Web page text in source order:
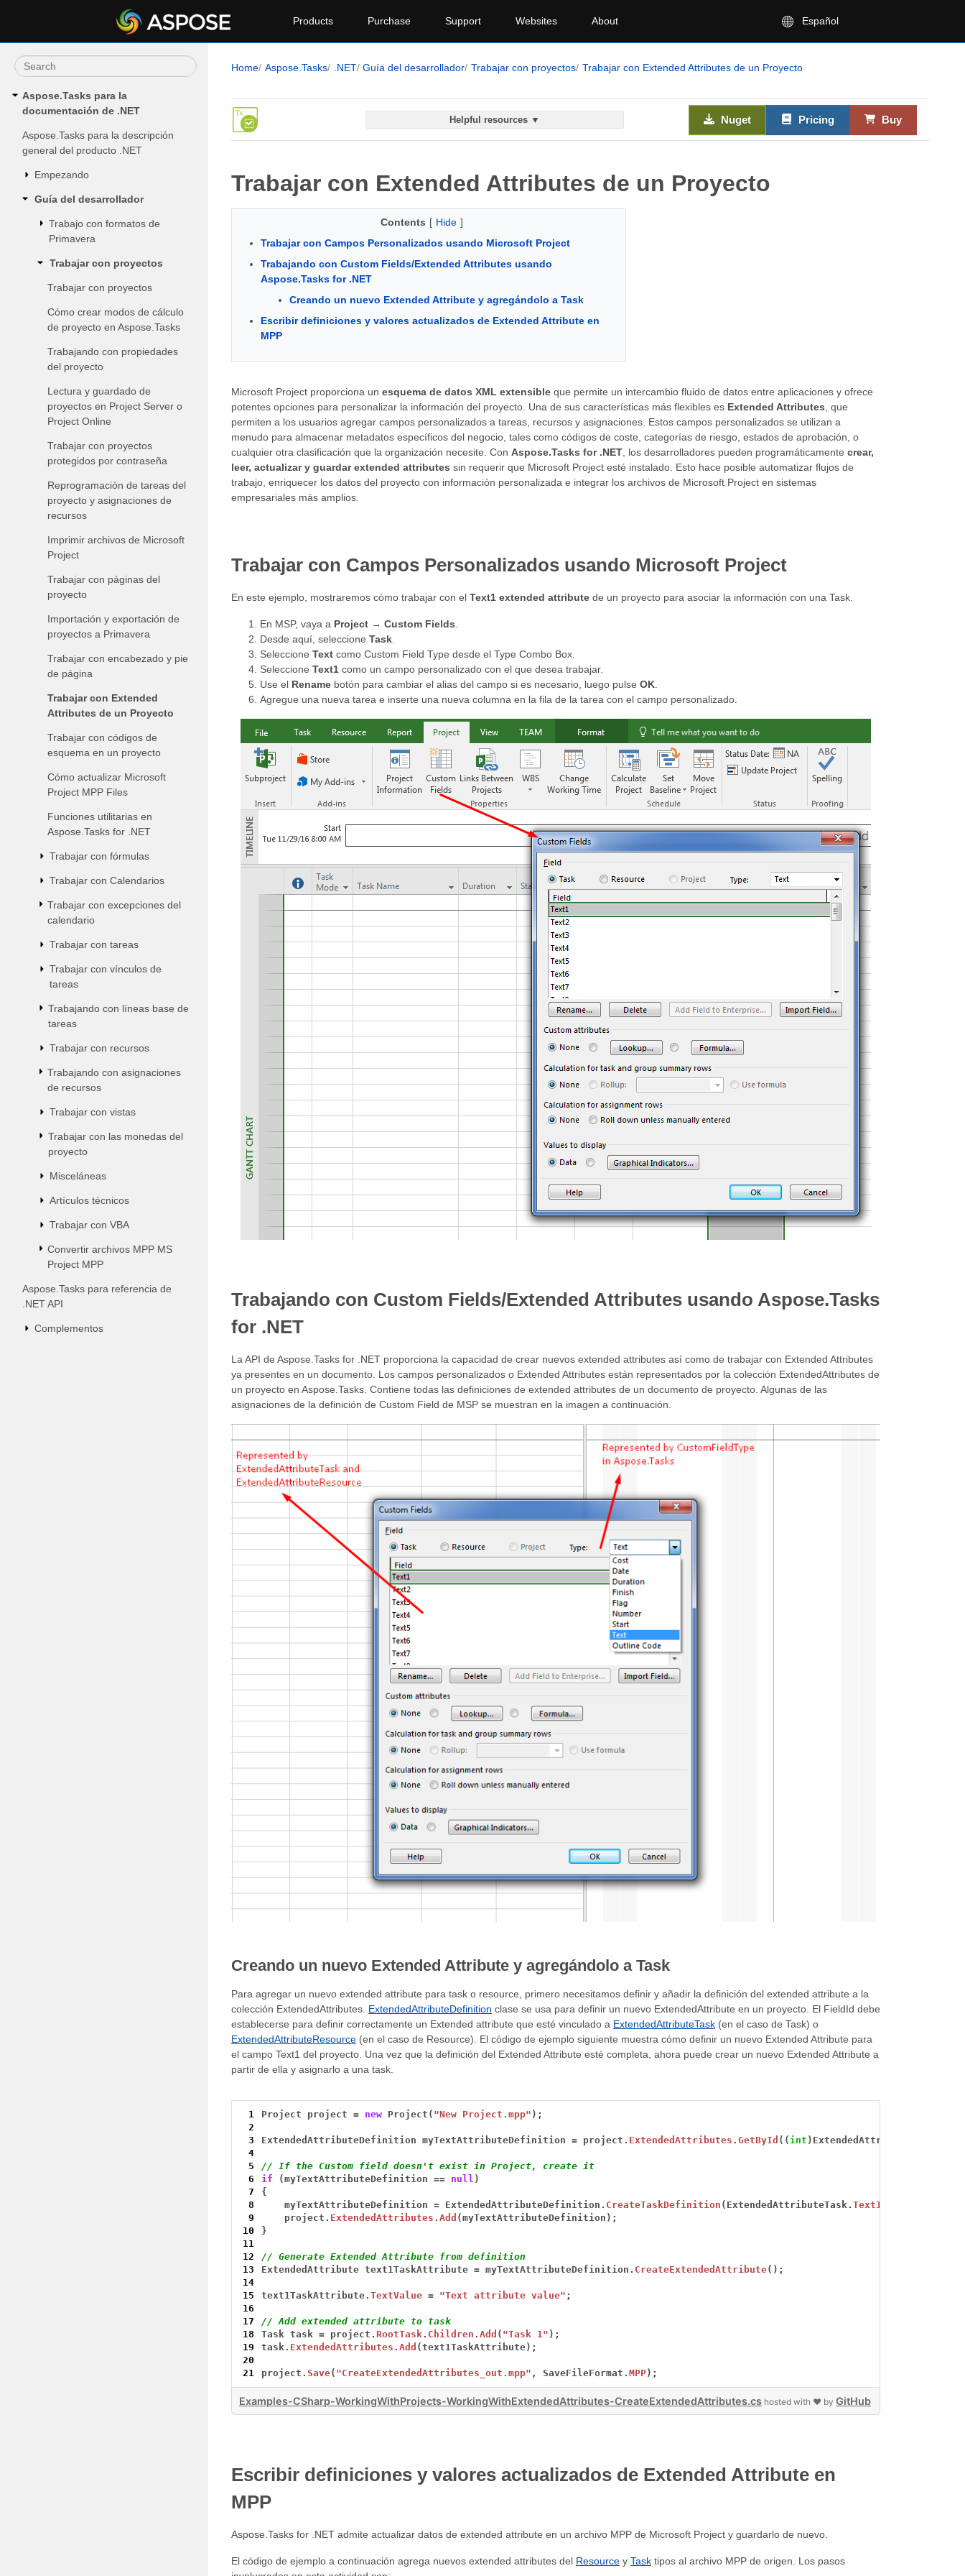
Products Purchase Support Websites About Español
Aspose.Tasks para la
documentación de .NET
Aspose.Tasks para la descripción
general del producto .NET
Empezando
Guía del desarrollador
Trabajo con formatos de
Primavera
Trabajar con proyectos
Trabajar con proyectos
Cómo crear modos de cálculo
de proyecto en Aspose.Tasks
Trabajando con propiedades
del proyecto
Lectura y guardado de
proyectos en Project Server o
Project Online
Trabajar con proyectos
protegidos por contraseña
Reprogramación de tareas del
proyecto y asignaciones de
recursos
Imprimir archivos de Microsoft
Project
Trabajar con páginas del
proyecto
Importación y exportación de
proyectos a Primavera
Trabajar con encabezado y pie
de página
Trabajar con Extended
Attributes de un Proyecto
Trabajar con códigos de
esquema en un proyecto
Cómo actualizar Microsoft
Project MPP Files
Funciones utilitarias en
Aspose.Tasks for .NET
Trabajar con fórmulas
Trabajar con Calendarios
Trabajar con excepciones del
calendario
Trabajar con tareas
Trabajar con vínculos de
tareas
Trabajando con líneas base de
tareas
Trabajar con recursos
Trabajando con asignaciones
de recursos
Trabajar con vistas
Trabajar con las monedas del
proyecto
Misceláneas
Artículos técnicos
Trabajar con VBA
Convertir archivos MPP MS
Project MPP
Aspose.Tasks para referencia de
.NET API
Complementos
Home Aspose.Tasks .NET Guía del desarrollador Trabajar con proyectos Trabajar con Extended Attributes de un Proyecto
Helpful resources ▼ Nuget Pricing Buy
Trabajar con Extended Attributes de un Proyecto
Contents [ Hide ]
Trabajar con Campos Personalizados usando Microsoft Project
Trabajando con Custom Fields/Extended Attributes usando
Aspose.Tasks for .NET
Creando un nuevo Extended Attribute y agregándolo a Task
Escribir definiciones y valores actualizados de Extended Attribute en
MPP
Microsoft Project proporciona un esquema de datos XML extensible que permite un intercambio fluido de datos entre aplicaciones y ofrece
potentes opciones para personalizar la información del proyecto. Una de sus características más flexibles es Extended Attributes, que
permiten a los usuarios agregar campos personalizados a tareas, recursos y asignaciones. Estos campos personalizados se utilizan a
menudo para almacenar metadatos específicos del negocio, tales como códigos de coste, categorías de riesgo, estados de aprobación, o
cualquier otra clasificación que la organización necesite. Con Aspose.Tasks for .NET, los desarrolladores pueden programáticamente crear,
leer, actualizar y guardar extended attributes sin requerir que Microsoft Project esté instalado. Esto hace posible automatizar flujos de
trabajo, enriquecer los datos del proyecto con información personalizada e integrar los archivos de Microsoft Project en sistemas
empresariales más amplios.
Trabajar con Campos Personalizados usando Microsoft Project
En este ejemplo, mostraremos cómo trabajar con el Text1 extended attribute de un proyecto para asociar la información con una Task.
En MSP, vaya a Project → Custom Fields.
Desde aquí, seleccione Task.
Seleccione Text como Custom Field Type desde el Type Combo Box.
Seleccione Text1 como un campo personalizado con el que desea trabajar.
Use el Rename botón para cambiar el alias del campo si es necesario, luego pulse OK.
Agregue una nueva tarea e inserte una nueva columna en la fila de la tarea con el campo personalizado.
Trabajando con Custom Fields/Extended Attributes usando Aspose.Tasks
for .NET
La API de Aspose.Tasks for .NET proporciona la capacidad de crear nuevos extended attributes así como de trabajar con Extended Attributes
ya presentes en un documento. Los campos personalizados o Extended Attributes están representados por la colección ExtendedAttributes de
un proyecto en Aspose.Tasks. Contiene todas las definiciones de extended attributes de un documento de proyecto. Algunas de las
asignaciones de la definición de Custom Field de MSP se muestran en la imagen a continuación.
Creando un nuevo Extended Attribute y agregándolo a Task
Para agregar un nuevo extended attribute para task o resource, primero necesitamos definir y añadir la definición del extended attribute a la
colección ExtendedAttributes. ExtendedAttributeDefinition clase se usa para definir un nuevo ExtendedAttribute en un proyecto. El FieldId debe
establecerse para definir correctamente un Extended attribute que esté vinculado a ExtendedAttributeTask (en el caso de Task) o
ExtendedAttributeResource (en el caso de Resource). El código de ejemplo siguiente muestra cómo definir un nuevo Extended Attribute para
el campo Text1 del proyecto. Una vez que la definición del Extended Attribute esté completa, ahora puede crear un nuevo Extended Attribute a
partir de ella y asignarlo a una task.
1 Project project = new Project( "New Project.mpp" );
2
3
ExtendedAttributeDefinition myTextAttributeDefinition = project. ExtendedAttributes .GetById (( int )ExtendedAttributeTask.
4
5
// If the Custom field doesn't exist in Project, create it
6
if (myTextAttributeDefinition == null )
7
{
8
myTextAttributeDefinition = ExtendedAttributeDefinition. CreateTaskDefinition (ExtendedAttributeTask.Text1
9
project. ExtendedAttributes .Add (myTextAttributeDefinition);
10
}
11
12
// Generate Extended Attribute from definition
13
ExtendedAttribute text1TaskAttribute = myTextAttributeDefinition. CreateExtendedAttribute();
14
15
text1TaskAttribute.TextValue = "Text attribute value" ;
16
17
// Add extended attribute to task
18
Task task = project.RootTask . Children .Add ( "Task 1" );
19
task. ExtendedAttributes .Add (text1TaskAttribute);
20
21
project.Save( "CreateExtendedAttributes_out.mpp" , SaveFileFormat.MPP);
Examples-CSharp-WorkingWithProjects-WorkingWithExtendedAttributes-CreateExtendedAttributes.cs hosted with ❤ by GitHub
Escribir definiciones y valores actualizados de Extended Attribute en
MPP
Aspose.Tasks for .NET admite actualizar datos de extended attribute en un archivo MPP de Microsoft Project y guardarlo de nuevo.
El código de ejemplo a continuación agrega nuevos extended attributes del Resource y Task tipos al archivo MPP de origen. Los pasos